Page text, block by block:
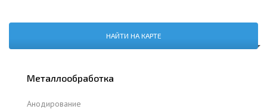
НАЙТИ НА КАРТЕ
Металлообработка
Анодирование